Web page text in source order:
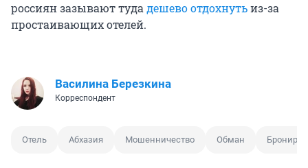
россиян зазывают тудадешево отдохнутьиз-за
простаивающих отелей.
Василина Березкина
Корреспондент
Отель Абхазия Мошенничество Обман